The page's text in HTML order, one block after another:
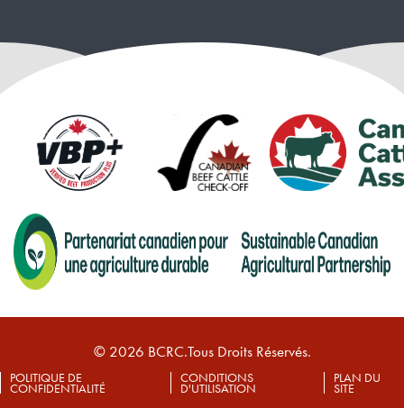
© 2026 BCRC.Tous Droits Réservés.
POLITIQUE DE
CONFIDENTIALITÉ
CONDITIONS
D'UTILISATION
PLAN DU
SITE